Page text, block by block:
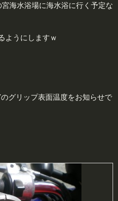
海水浴場に海水浴に行く予定な
ようにしますｗ
グリップ表面温度をお知らせで